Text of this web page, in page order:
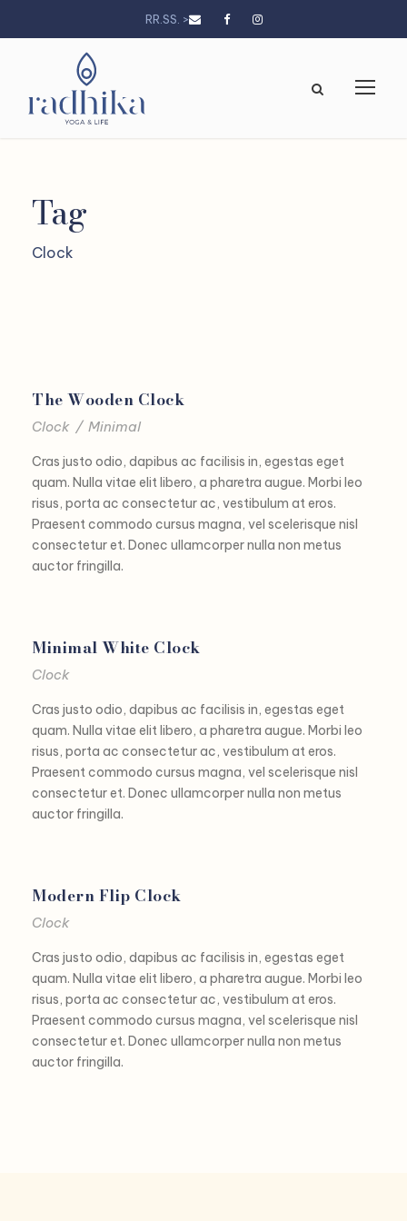
RR.SS. >
Tag
Clock
The Wooden Clock
Clock / Minimal
Cras justo odio, dapibus ac facilisis in, egestas eget
quam. Nulla vitae elit libero, a pharetra augue. Morbi leo
risus, porta ac consectetur ac, vestibulum at eros.
Praesent commodo cursus magna, vel scelerisque nisl
consectetur et. Donec ullamcorper nulla non metus
auctor fringilla.
Minimal White Clock
Clock
Cras justo odio, dapibus ac facilisis in, egestas eget
quam. Nulla vitae elit libero, a pharetra augue. Morbi leo
risus, porta ac consectetur ac, vestibulum at eros.
Praesent commodo cursus magna, vel scelerisque nisl
consectetur et. Donec ullamcorper nulla non metus
auctor fringilla.
Modern Flip Clock
Clock
Cras justo odio, dapibus ac facilisis in, egestas eget
quam. Nulla vitae elit libero, a pharetra augue. Morbi leo
risus, porta ac consectetur ac, vestibulum at eros.
Praesent commodo cursus magna, vel scelerisque nisl
consectetur et. Donec ullamcorper nulla non metus
auctor fringilla.